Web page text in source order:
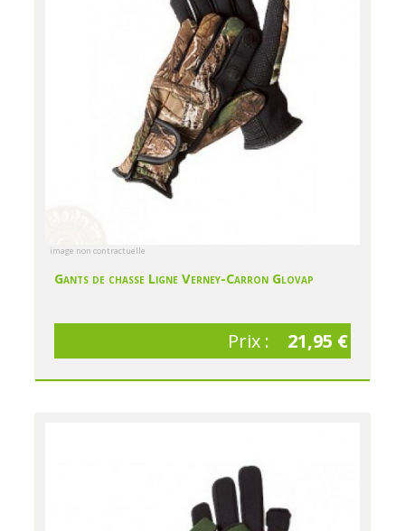
image non contractuelle
Gants de chasse Ligne Verney-Carron Glovap
Prix : 21,95 €